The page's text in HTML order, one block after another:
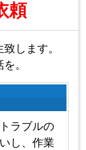
頼
します。
。
ラブルの
し、作業